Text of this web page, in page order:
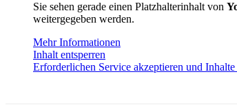
Sie sehen gerade einen Platzhalterinhalt von
weitergegeben werden.
Mehr Informationen
Inhalt entsperren
Erforderlichen Service akzeptieren und Inhalte